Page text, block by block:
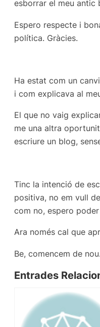
esborrar el meu antic
Espero respecte i
política. Gràcies.
Ha estat com un
i com explicava al
El que no vaig
me una altra
escriure un blog,
Tinc la intenció de
positiva, no em vull
com no, espero
Ara només cal que
Be, comencem de nou.
Entrades